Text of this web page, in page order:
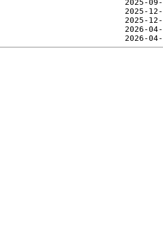
2025-
2025-
2025-
2026-